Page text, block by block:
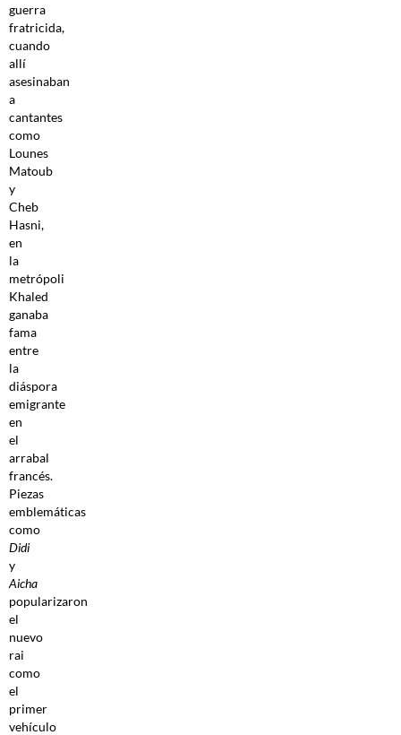
guerra
fratricida,
cuando
allí
asesinaban
a
cantantes
como
Lounes
Matoub
y
Cheb
Hasni,
en
la
metrópoli
Khaled
ganaba
fama
entre
la
diáspora
emigrante
en
el
arrabal
francés.
Piezas
emblemáticas
como
Didi
y
Aicha
popularizaron
el
nuevo
rai
como
el
primer
vehículo